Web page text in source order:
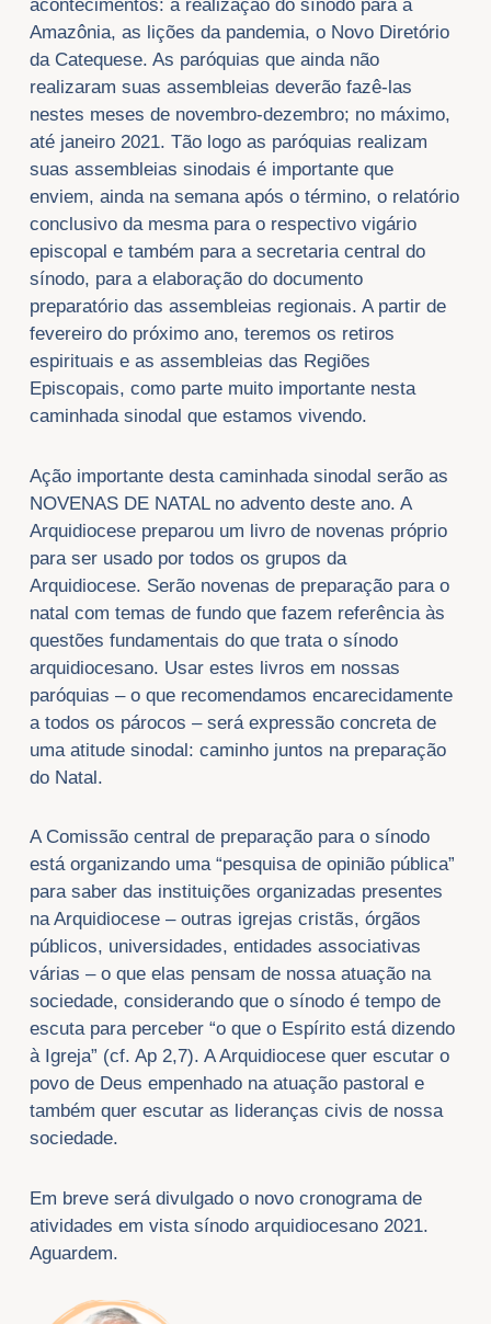
acontecimentos: a realização do sínodo para a
Amazônia, as lições da pandemia, o Novo Diretório
da Catequese. As paróquias que ainda não
realizaram suas assembleias deverão fazê-las
nestes meses de novembro-dezembro; no máximo,
até janeiro 2021. Tão logo as paróquias realizam
suas assembleias sinodais é importante que
enviem, ainda na semana após o término, o relatório
conclusivo da mesma para o respectivo vigário
episcopal e também para a secretaria central do
sínodo, para a elaboração do documento
preparatório das assembleias regionais. A partir de
fevereiro do próximo ano, teremos os retiros
espirituais e as assembleias das Regiões
Episcopais, como parte muito importante nesta
caminhada sinodal que estamos vivendo.
Ação importante desta caminhada sinodal serão as
NOVENAS DE NATAL no advento deste ano. A
Arquidiocese preparou um livro de novenas próprio
para ser usado por todos os grupos da
Arquidiocese. Serão novenas de preparação para o
natal com temas de fundo que fazem referência às
questões fundamentais do que trata o sínodo
arquidiocesano. Usar estes livros em nossas
paróquias – o que recomendamos encarecidamente
a todos os párocos – será expressão concreta de
uma atitude sinodal: caminho juntos na preparação
do Natal.
A Comissão central de preparação para o sínodo
está organizando uma “pesquisa de opinião pública”
para saber das instituições organizadas presentes
na Arquidiocese – outras igrejas cristãs, órgãos
públicos, universidades, entidades associativas
várias – o que elas pensam de nossa atuação na
sociedade, considerando que o sínodo é tempo de
escuta para perceber “o que o Espírito está dizendo
à Igreja” (cf. Ap 2,7). A Arquidiocese quer escutar o
povo de Deus empenhado na atuação pastoral e
também quer escutar as lideranças civis de nossa
sociedade.
Em breve será divulgado o novo cronograma de
atividades em vista sínodo arquidiocesano 2021.
Aguardem.